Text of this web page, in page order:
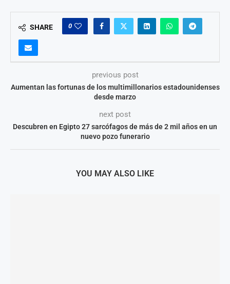
SHARE 0
previous post
Aumentan las fortunas de los multimillonarios estadounidenses
desde marzo
next post
Descubren en Egipto 27 sarcófagos de más de 2 mil años en un
nuevo pozo funerario
YOU MAY ALSO LIKE